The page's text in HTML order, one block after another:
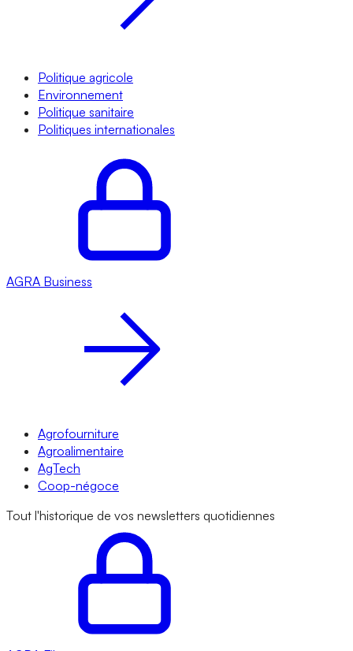
Politique agricole
Environnement
Politique sanitaire
Politiques internationales
AGRA Business
Agrofourniture
Agroalimentaire
AgTech
Coop-négoce
Tout l'historique de vos newsletters quotidiennes